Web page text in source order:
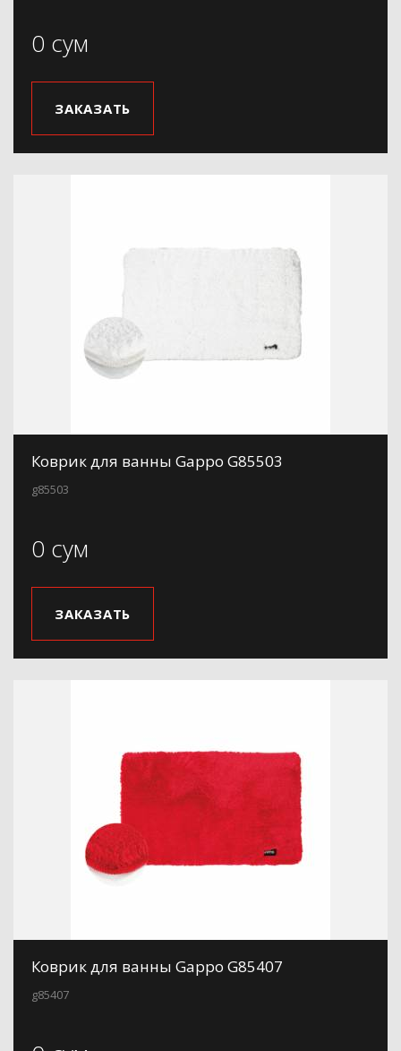
0 сум
ЗАКАЗАТЬ
Коврик для ванны Gappo G85503
g85503
0 сум
ЗАКАЗАТЬ
Коврик для ванны Gappo G85407
g85407